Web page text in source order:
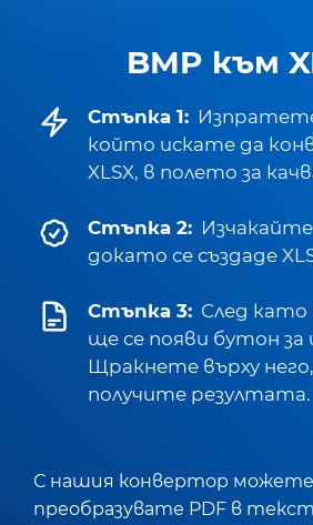
BMP към
Стъпка 1:
който искате да
XLSX, в полето за
Стъпка 2:
докато се създаде
Стъпка 3: След
ще се появи бутон за
Щракнете върху него,
получите резултата.
С нашия конвертор можете
преобразувате PDF в